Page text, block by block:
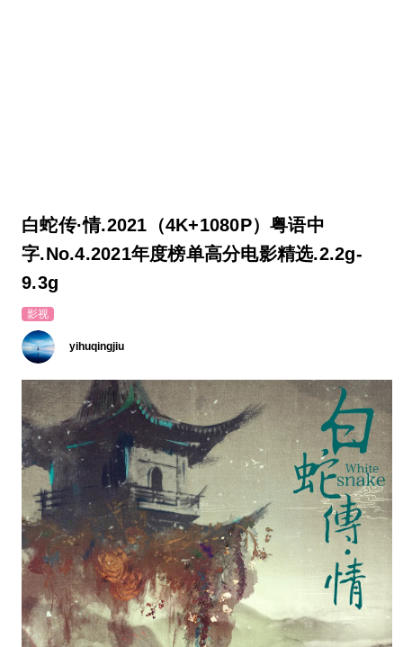
白蛇传·情.2021（4K+1080P）粤语中
字.No.4.2021年度榜单高分电影精选.2.2g-
9.3g
影视
yihuqingjiu